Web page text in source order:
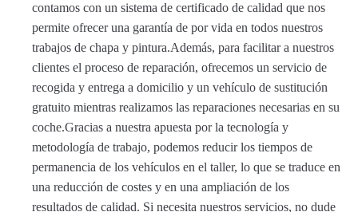
contamos con un sistema de certificado de calidad que nos
permite ofrecer una garantía de por vida en todos nuestros
trabajos de chapa y pintura.Además, para facilitar a nuestros
clientes el proceso de reparación, ofrecemos un servicio de
recogida y entrega a domicilio y un vehículo de sustitución
gratuito mientras realizamos las reparaciones necesarias en su
coche.Gracias a nuestra apuesta por la tecnología y
metodología de trabajo, podemos reducir los tiempos de
permanencia de los vehículos en el taller, lo que se traduce en
una reducción de costes y en una ampliación de los
resultados de calidad. Si necesita nuestros servicios, no dude